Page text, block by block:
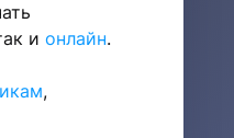
и онлайн.
,